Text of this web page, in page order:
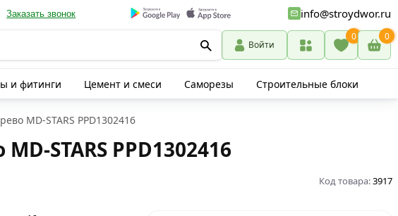
Заказать звонок info@stroydwor.ru
Войти
0 0
и фитинги Цемент и смеси Саморезы Строительные блоки
MD-STARS PPD1302416
STARS PPD1302416
Код товара:3917